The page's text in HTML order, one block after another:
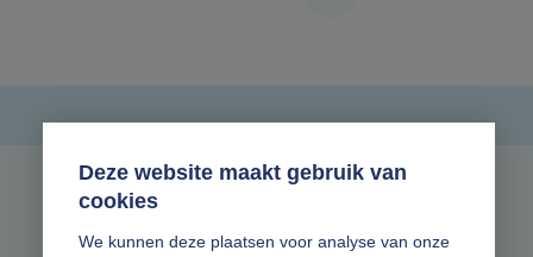
Deze website maakt gebruik van
cookies
We kunnen deze plaatsen voor analyse van onze